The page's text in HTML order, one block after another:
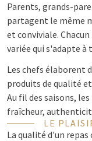
Parents, grands-
partagent le même
et conviviale.
variée qui s'adapte à
Les chefs élaborent
produits de qualité
Au fil des saisons,
fraîcheur,
LE
La qualité d'un